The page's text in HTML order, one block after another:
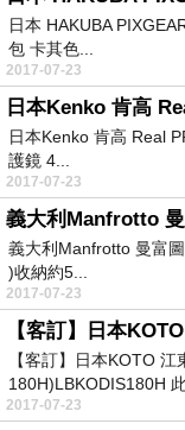
日本 HAKUBA
包 卡其色...
2017-07-23
日本Kenko 肯高 Real
護鏡 4...
2017-07-23
義大利Manfrotto 曼富
)收納約5...
2017-07-23
【客訂】日本KOTO
180H)LBKODIS180H 此
2017-07-23